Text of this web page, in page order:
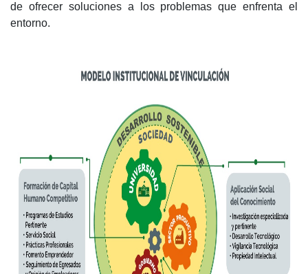
de ofrecer soluciones a los problemas que enfrenta el
entorno.